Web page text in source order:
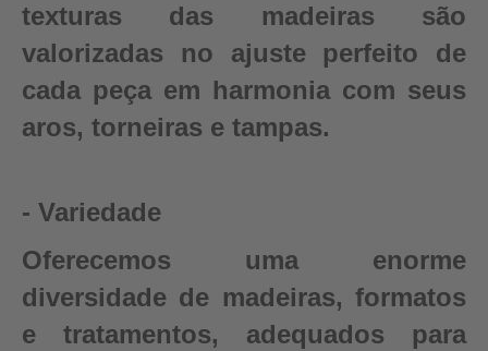
texturas das madeiras são
valorizadas no ajuste perfeito de
cada peça em harmonia com seus
aros, torneiras e tampas.
- Variedade
Oferecemos uma enorme
diversidade de madeiras, formatos
e tratamentos, adequados para